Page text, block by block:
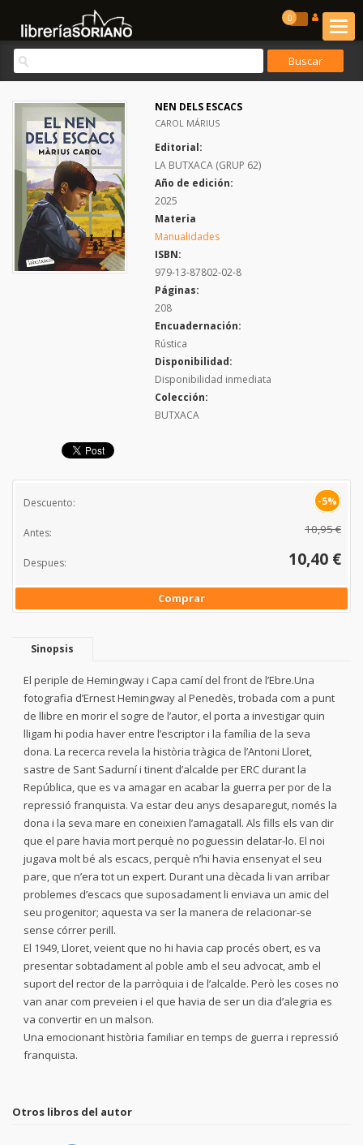
0
NEN DELS ESCACS
CAROL MÁRIUS
Editorial:
LA BUTXACA (GRUP 62)
Año de edición:
2025
Materia
Manualidades
ISBN:
979-13-87802-02-8
Páginas:
208
Encuadernación:
Rústica
Disponibilidad:
Disponibilidad inmediata
Colección:
BUTXACA
Descuento: -5%
Antes: 10,95 €
Despues: 10,40 €
Comprar
Sinopsis
El periple de Hemingway i Capa camí del front de l’Ebre.Una
fotografia d’Ernest Hemingway al Penedès, trobada com a punt
de llibre en morir el sogre de l’autor, el porta a investigar quin
lligam hi podia haver entre l’escriptor i la família de la seva
dona. La recerca revela la història tràgica de l’Antoni Lloret,
sastre de Sant Sadurní i tinent d’alcalde per ERC durant la
República, que es va amagar en acabar la guerra per por de la
repressió franquista. Va estar deu anys desaparegut, només la
dona i la seva mare en coneixien l’amagatall. Als fills els van dir
que el pare havia mort perquè no poguessin delatar-lo. El noi
jugava molt bé als escacs, perquè n’hi havia ensenyat el seu
pare, que n’era tot un expert. Durant una dècada li van arribar
problemes d’escacs que suposadament li enviava un amic del
seu progenitor; aquesta va ser la manera de relacionar-se
sense córrer perill.
El 1949, Lloret, veient que no hi havia cap procés obert, es va
presentar sobtadament al poble amb el seu advocat, amb el
suport del rector de la parròquia i de l’alcalde. Però les coses no
van anar com preveien i el que havia de ser un dia d’alegria es
va convertir en un malson.
Una emocionant història familiar en temps de guerra i repressió
franquista.
Otros libros del autor